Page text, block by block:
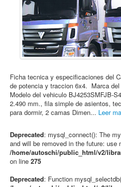
Ficha tecnica y especificaciones del
de potencia y traccion 6x4. Marca
Modelo del vehiculo BJ4253SMFJB-
2.490 mm., fila simple de asientos,
para dormir, 2 camas Dimen... Leer
Deprecated: mysql_connect(): The
and will be removed in the future: use
/home/autoschi/public_html/v2/
on line 275
Deprecated: Function